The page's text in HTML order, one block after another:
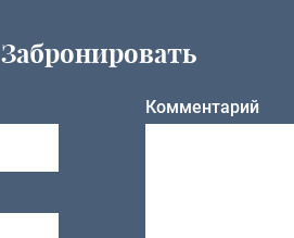
Забронировать
Комментарий